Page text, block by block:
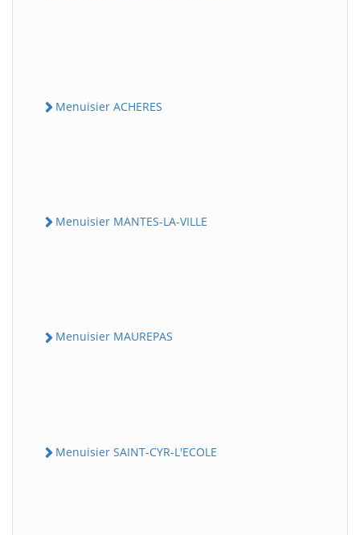
Menuisier ACHERES
Menuisier MANTES-LA-VILLE
Menuisier MAUREPAS
Menuisier SAINT-CYR-L'ECOLE